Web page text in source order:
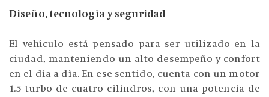
Diseño, tecnología y seguridad
El vehículo está pensado para ser utilizado en la
ciudad, manteniendo un alto desempeño y confort
en el día a día. En ese sentido, cuenta con un motor
1.5 turbo de cuatro cilindros, con una potencia de